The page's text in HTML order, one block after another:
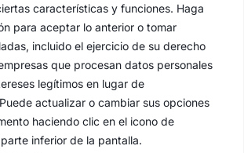
características y funciones. Haga
para aceptar lo anterior o tomar
incluido el ejercicio de su derecho
que procesan datos personales
legítimos en lugar de
actualizar o cambiar sus opciones
haciendo clic en el icono de
inferior de la pantalla.